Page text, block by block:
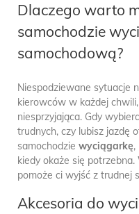
Dlaczego warto
samochodzie
samochodową?
Niespodziewane sytuacje
kierowców w każdej
niesprzyjająca. Gdy
trudnych, czy lubisz jazdę
samochodzie wyciągarkę,
kiedy okaże się potrzebna.
pomoże ci wyjść z trudnej
Akcesoria do